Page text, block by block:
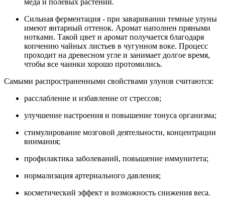
меда и полевых растений.
Сильная ферментация - при заваривании темные улуны
имеют янтарный оттенок. Аромат наполнен пряными
нотками. Такой цвет и аромат получается благодаря
копчению чайных листьев в чугунном воке. Процесс
проходит на древесном угле и занимает долгое время,
чтобы все чаинки хорошо протомились.
Самыми распространенными свойствами улунов считаются:
расслабление и избавление от стрессов;
улучшение настроения и повышение тонуса организма;
стимулирование мозговой деятельности, концентрации
внимания;
профилактика заболеваний, повышение иммунитета;
нормализация артериального давления;
косметический эффект и возможность снижения веса.